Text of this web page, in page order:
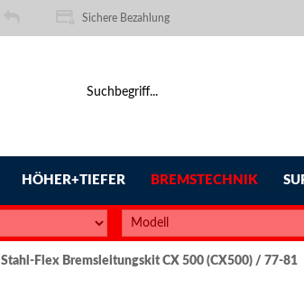
Sichere Bezahlung
HÖHER+TIEFER BREMSTECHNIK
Stahl-Flex Bremsleitungskit CX 500 (CX500) / 77-81